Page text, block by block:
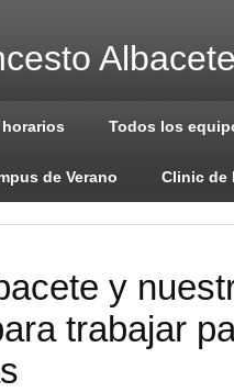
Todos los
de Verano Clinic de
y
trabajar